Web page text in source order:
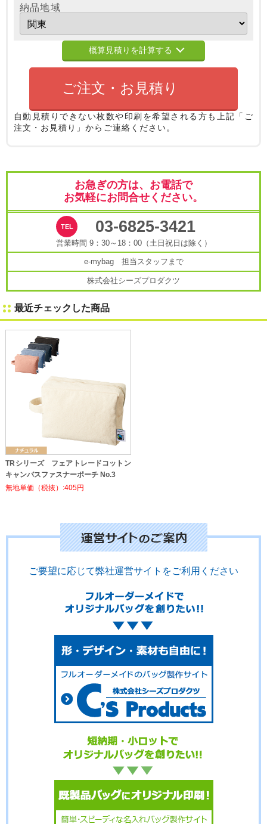
納品地域
概算見積りを計算する
ご注文・お見積り
自動見積りできない枚数や印刷を希望される方も 上記「ご
注文・お見積り」からご連絡ください。
お急ぎの方は、お電話で
お気軽にお問合せください。
03-6825-3421
営業時間 9：30～18：00（土日祝日は除く）
e-mybag 担当スタッフまで
株式会社シーズプロダクツ
最近チェックした商品
TRシリーズ フェアトレードコットン
キャンバスファスナーポーチ No.3
無地単価（税抜）:405円
ご要望に応じて弊社運営サイトをご利用ください